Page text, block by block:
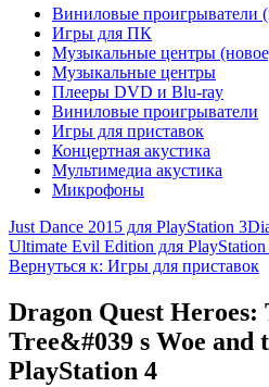
Виниловые проигрыватели
Игры для ПК
Музыкальные центры
Музыкальные центры
Плееры DVD и Blu-ray
Виниловые проигрыватели
Игры для приставок
Концертная акустика
Мультимедиа акустика
Микрофоны
Just Dance 2015 для PlayStation 3
Ultimate Evil Edition для PlayStation
Вернуться к: Игры для приставок
Dragon Quest
Tree&#039 s Woe and
PlayStation 4